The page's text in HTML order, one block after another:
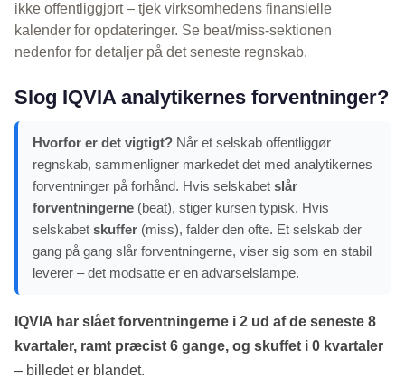
ikke offentliggjort – tjek virksomhedens finansielle
kalender for opdateringer. Se beat/miss-sektionen
nedenfor for detaljer på det seneste regnskab.
Slog IQVIA analytikernes forventninger?
Hvorfor er det vigtigt? Når et selskab offentliggør
regnskab, sammenligner markedet det med analytikernes
forventninger på forhånd. Hvis selskabet slår
forventningerne (beat), stiger kursen typisk. Hvis
selskabet skuffer (miss), falder den ofte. Et selskab der
gang på gang slår forventningerne, viser sig som en stabil
leverer – det modsatte er en advarselslampe.
IQVIA har slået forventningerne i 2 ud af de seneste 8
kvartaler, ramt præcist 6 gange, og skuffet i 0 kvartaler
– billedet er blandet.